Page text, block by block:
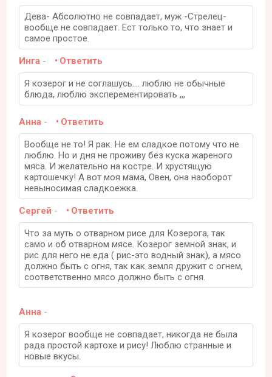
Дева- Абсолютно не совпадает, муж -Стрелец-
вообще не совпадает. Ест только то, что знает и
самое простое.
Инга - Ответить
Я козерог и не соглашусь.... люблю не обычные
блюда, люблю эксперементировать ,,,
Анна - Ответить
Вообще не то! Я рак. Не ем сладкое потому что не
люблю. Но и дня не проживу без куска жареного
мяса. И желательно на костре. И хрустящую
картошечку! А вот моя мама, Овен, она наоборот
невыносимая сладкоежка.
Сергей - Ответить
Что за муть о отварном рисе для Козерога, так
само и об отварном мясе. Козерог земной знак, и
рис для него не еда ( рис-это водный знак), а мясо
должно быть с огня, так как земля дружит с огнем,
соответственно мясо должно быть с огня.
Анна -
Я козерог вообще не совпадает, никогда не была
рада простой картохе и рису! Люблю странные и
новые вкусы.